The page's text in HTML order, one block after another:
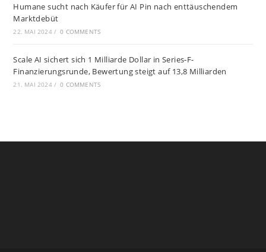
Humane sucht nach Käufer für AI Pin nach enttäuschendem
Marktdebüt
22. MAI 2024 / 0 COMMENTS
Scale AI sichert sich 1 Milliarde Dollar in Series-F-
Finanzierungsrunde, Bewertung steigt auf 13,8 Milliarden
21. MAI 2024 / 0 COMMENTS